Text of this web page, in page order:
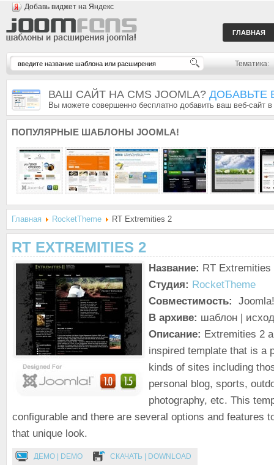
Добавь виджет на Яндекс
ГЛАВНАЯ
Тематика:
ВАШ САЙТ НА CMS JOOMLA? ДОБАВЬТЕ
Вы можете совершенно бесплатно добавить ваш веб-сайт
ПОПУЛЯРНЫЕ ШАБЛОНЫ JOOMLA!
Главная RocketTheme RT Extremities 2
RT EXTREMITIES 2
Название: RT Extremities
Студия: RocketTheme
Совместимость:
В архиве: шаблон |
Описание: Extremities 2
inspired template that is a
kinds of sites including
personal blog, sports,
photography, etc. This
configurable and there are several options and features
that unique look.
ДЕМО | DEMO СКАЧАТЬ | DOWNLOAD